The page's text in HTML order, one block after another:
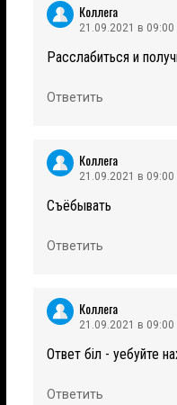
Коллега
21.09.2021 в 09:00
Расслабиться и
Ответить
Коллега
21.09.2021 в 09:00
Съёбывать
Ответить
Коллега
21.09.2021 в 09:00
Ответ біл - уебуйте
Ответить